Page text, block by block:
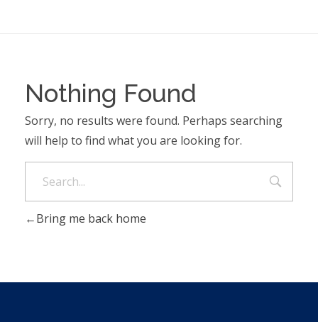
Nothing Found
Sorry, no results were found. Perhaps searching
will help to find what you are looking for.
Bring me back home